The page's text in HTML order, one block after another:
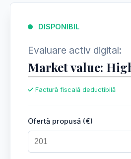
DISPONIBIL
Evaluare activ digital:
Market value:
Factură fiscală deductibilă
Ofertă propusă (€)